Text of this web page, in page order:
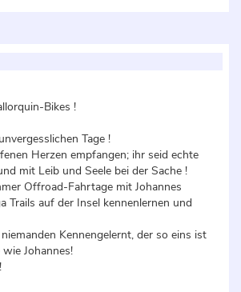
Bikes !
Tage !
Herzen empfangen; ihr seid echte
mit Leib und Seele bei der Sache !
Offroad-Fahrtage mit Johannes
Trails auf der Insel kennenlernen und
Kennengelernt, der so eins ist
Johannes!